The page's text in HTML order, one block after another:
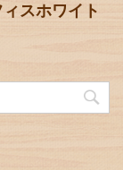
スホワイト